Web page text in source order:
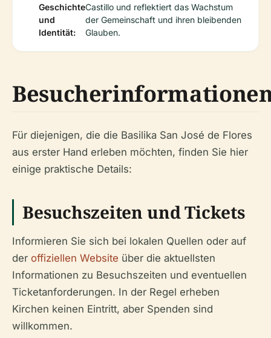
Geschichte
und
Identität:
Castillo und reflektiert das Wachstum
der Gemeinschaft und ihren bleibenden
Glauben.
Für diejenigen, die die Basilika San José de Flores
aus erster Hand erleben möchten, finden Sie hier
einige praktische Details:
Besuchszeiten und Tickets
Informieren Sie sich bei lokalen Quellen oder auf
der offiziellen Website über die aktuellsten
Informationen zu Besuchszeiten und eventuellen
Ticketanforderungen. In der Regel erheben
Kirchen keinen Eintritt, aber Spenden sind
willkommen.